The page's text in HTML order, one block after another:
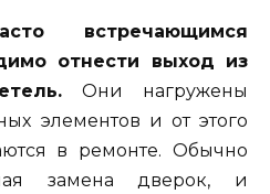
встречающимся
отнести выход из
Они нагружены
элементов и от этого
в ремонте. Обычно
замена дверок, и